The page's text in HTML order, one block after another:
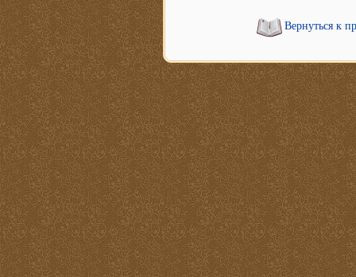
Вернуться к